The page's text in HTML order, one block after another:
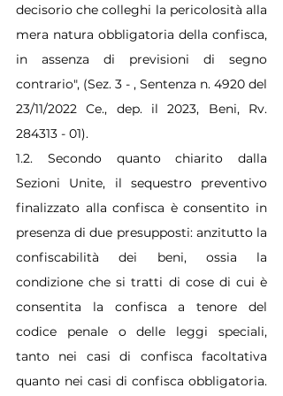
decisorio che colleghi la pericolosità alla
mera natura obbligatoria della confisca,
in assenza di previsioni di segno
contrario", (Sez. 3 - , Sentenza n. 4920 del
23/11/2022 Ce., dep. il 2023, Beni, Rv.
284313 - 01).
1.2. Secondo quanto chiarito dalla
Sezioni Unite, il sequestro preventivo
finalizzato alla confisca è consentito in
presenza di due presupposti: anzitutto la
confiscabilità dei beni, ossia la
condizione che si tratti di cose di cui è
consentita la confisca a tenore del
codice penale o delle leggi speciali,
tanto nei casi di confisca facoltativa
quanto nei casi di confisca obbligatoria.